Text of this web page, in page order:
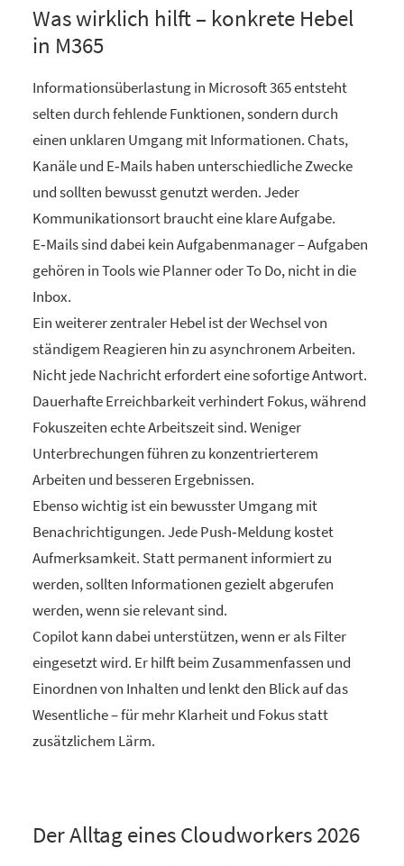
Was wirklich hilft – konkrete Hebel
in M365
Informationsüberlastung in Microsoft 365 entsteht
selten durch fehlende Funktionen, sondern durch
einen unklaren Umgang mit Informationen. Chats,
Kanäle und E‑Mails haben unterschiedliche Zwecke
und sollten bewusst genutzt werden. Jeder
Kommunikationsort braucht eine klare Aufgabe.
E‑Mails sind dabei kein Aufgabenmanager – Aufgaben
gehören in Tools wie Planner oder To Do, nicht in die
Inbox.
Ein weiterer zentraler Hebel ist der Wechsel von
ständigem Reagieren hin zu asynchronem Arbeiten.
Nicht jede Nachricht erfordert eine sofortige Antwort.
Dauerhafte Erreichbarkeit verhindert Fokus, während
Fokuszeiten echte Arbeitszeit sind. Weniger
Unterbrechungen führen zu konzentrierterem
Arbeiten und besseren Ergebnissen.
Ebenso wichtig ist ein bewusster Umgang mit
Benachrichtigungen. Jede Push‑Meldung kostet
Aufmerksamkeit. Statt permanent informiert zu
werden, sollten Informationen gezielt abgerufen
werden, wenn sie relevant sind.
Copilot kann dabei unterstützen, wenn er als Filter
eingesetzt wird. Er hilft beim Zusammenfassen und
Einordnen von Inhalten und lenkt den Blick auf das
Wesentliche – für mehr Klarheit und Fokus statt
zusätzlichem Lärm.
Der Alltag eines Cloudworkers 2026